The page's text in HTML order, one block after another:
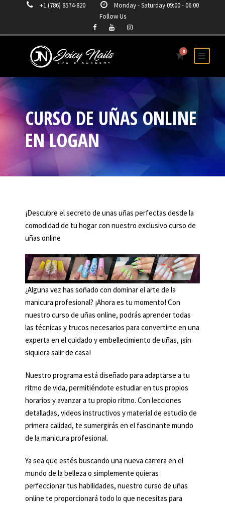
+1 (786) 8574-820
Monday - Saturday 09:00 - 06:00
Follow Us
0
CURSO DE UÑAS ONLINE
EN LOGAN
¡Descubre el secreto de unas uñas perfectas desde la
comodidad de tu hogar con nuestro exclusivo curso de
uñas online
¿Alguna vez has soñado con dominar el arte de la
manicura profesional? ¡Ahora es tu momento! Con
nuestro curso de uñas online, podrás aprender todas
las técnicas y trucos necesarios para convertirte en una
experta en el cuidado y embellecimiento de uñas, ¡sin
siquiera salir de casa!
Nuestro programa está diseñado para adaptarse a tu
ritmo de vida, permitiéndote estudiar en tus propios
horarios y avanzar a tu propio ritmo. Con lecciones
detalladas, videos instructivos y material de estudio de
primera calidad, te sumergirás en el fascinante mundo
de la manicura profesional.
Ya sea que estés buscando una nueva carrera en el
mundo de la belleza o simplemente quieras
perfeccionar tus habilidades, nuestro curso de uñas
online te proporcionará todo lo que necesitas para